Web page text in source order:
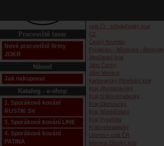
Pracoviště laser
Nové pracoviště firmy
JOKR
Návod
Jak nakupovat
Katalog - e-shop
1. Sporákové kování
RUSTIK SV
3. Sporákové kování LINE
4. Sporákové kování
PATINA
celá Čr , středočeský kraj
CZ
Český Krumlov
Frýdecko - Místecko - Beskydy
Jihočeský kraj
Jižní Čechy
Jižní Morava
Karlovarský,Plzeňský kraj
Kraj Jihomoravský
Kraj Královohradecký
Kraj Olomoucký
Kraj Středočeský
Kraj Vysočina
Královehradecký
Liberec+ celá ČR
Morava-Zlínský kraj